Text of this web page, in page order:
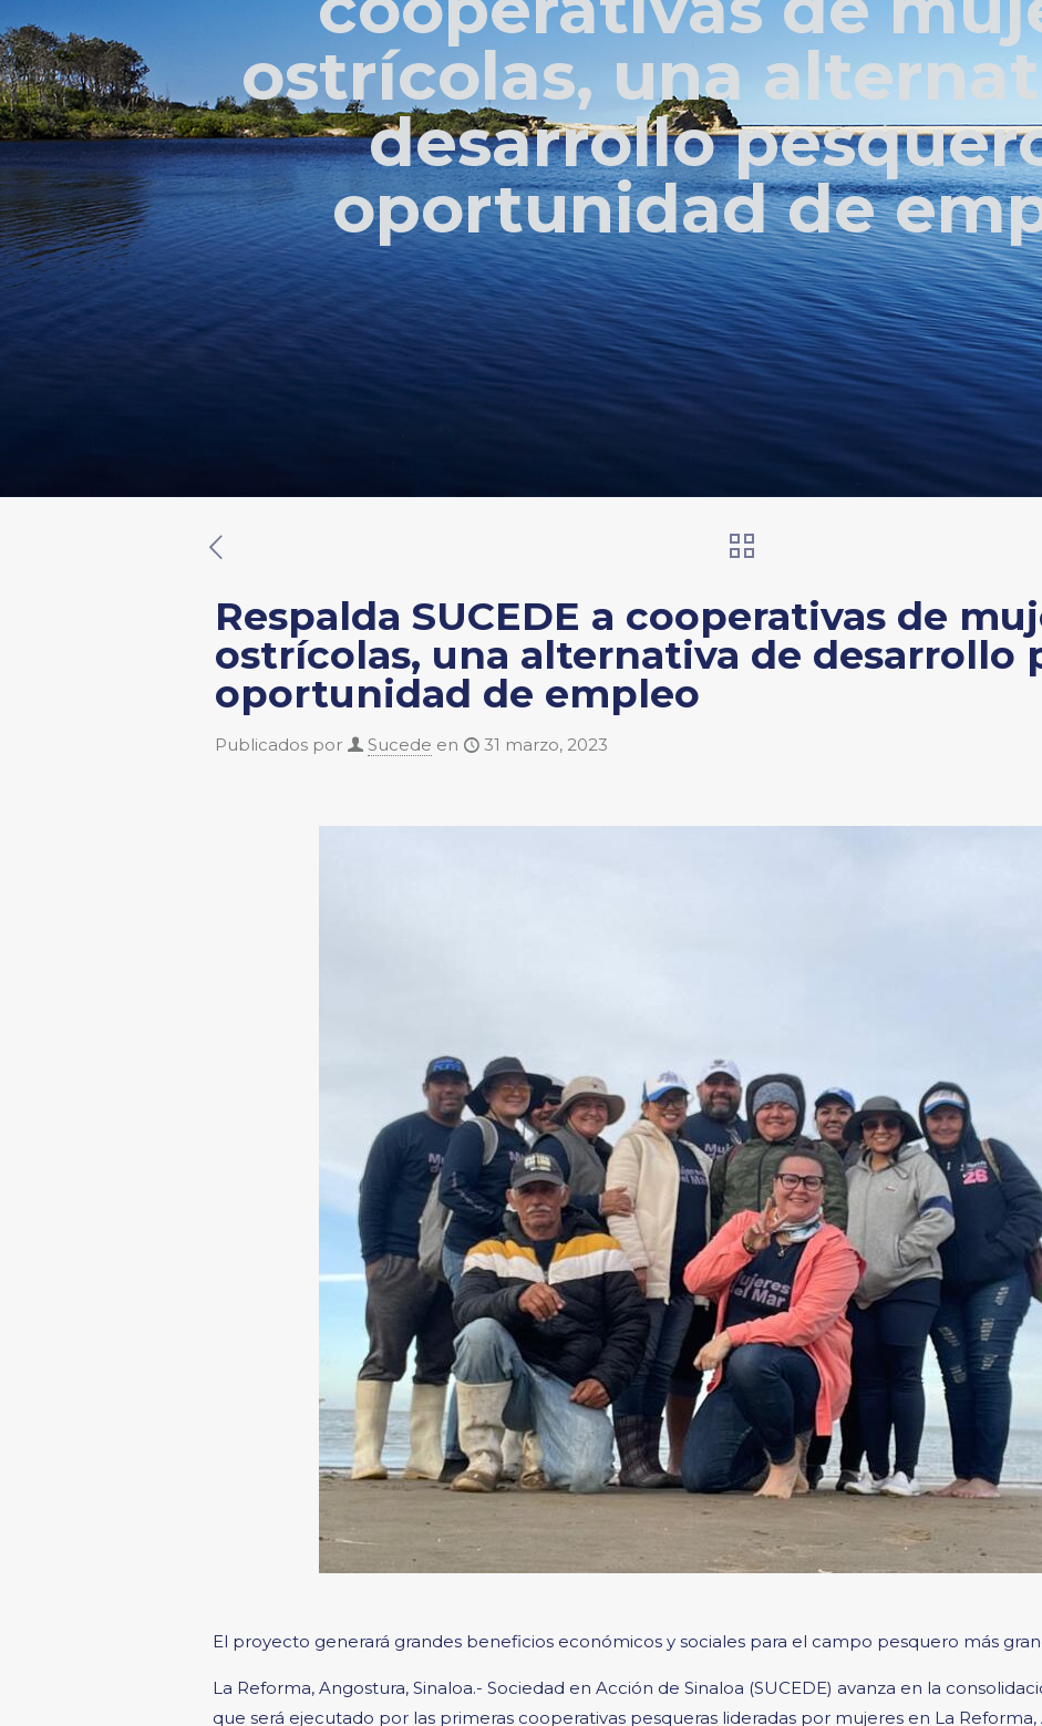
ostrícolas, una
desarrollo
oportunidad de
Respalda SUCEDE a cooperativas de
ostrícolas, una alternativa de desarrollo
oportunidad de empleo
Publicados por Sucede en 31 marzo, 2023
El proyecto generará grandes beneficios económicos y sociales para el campo pesquero más
La Reforma, Angostura, Sinaloa.- Sociedad en Acción de Sinaloa (SUCEDE) avanza en la
que será ejecutado por las primeras cooperativas pesqueras lideradas por mujeres en La Reforma,